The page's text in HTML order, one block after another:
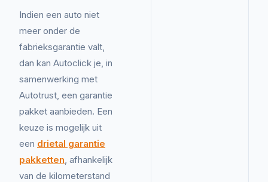
Indien een auto niet
meer onder de
fabrieksgarantie valt,
dan kan Autoclick je, in
samenwerking met
Autotrust, een garantie
pakket aanbieden. Een
keuze is mogelijk uit
een drietal garantie
pakketten, afhankelijk
van de kilometerstand